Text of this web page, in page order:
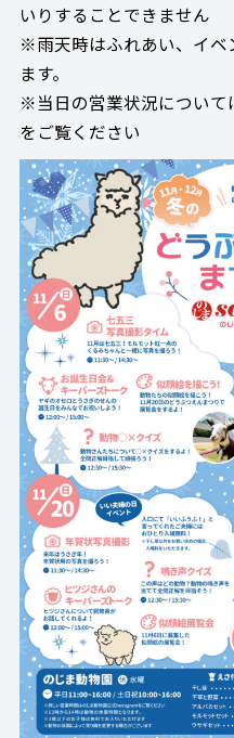
いりすることできません
※雨天時はふれあい、イベ
ます。
※当日の営業状況について
をご覧ください